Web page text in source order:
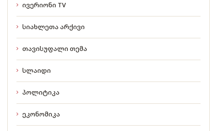
ივერიონი TV
სიახლეთა არქივი
თავისუფალი თემა
სლაიდი
პოლიტიკა
ეკონომიკა